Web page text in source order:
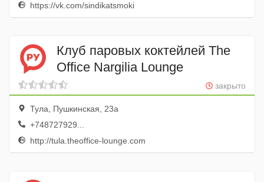
https://vk.com/sindikatsmoki
Клуб паровых коктейлей The
Office Nargilia Lounge
закрыто
Тула, Пушкинская, 23а
+748727929...
http://tula.theoffice-lounge.com